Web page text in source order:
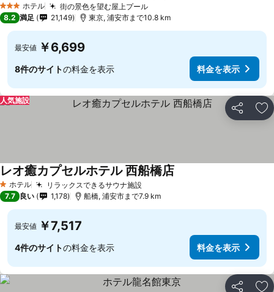
3 ホテルのランク
ホテル 街の景色を望む屋上プール
8.2 満足 21,149 東京, 浦安市まで10.8 km
最安値 ￥6,699
8件のサイトの料金を表示 料金を表示
シェア お
人気施設
1 ホテルのランク
ホテル リラックスできるサウナ施設
レオ癒カプセルホテル 西船橋店
7.7 良い 1,178 船橋, 浦安市まで7.9 km
最安値 ￥7,517
4件のサイトの料金を表示 料金を表示